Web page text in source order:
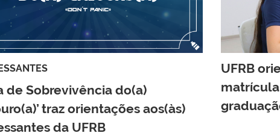
de Sobrevivência do(a)
traz orientações aos(às)
da UFRB
UFRB